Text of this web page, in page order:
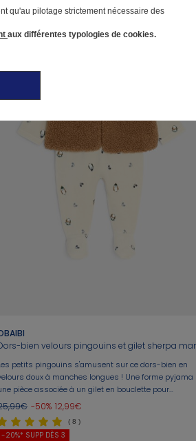
petits pingouins s'amusent sur ce dors-bien en
doux à manches longues ! Une forme pyjama
pièce associée à un gilet en bouclette pour
les petits de jour comme de nuit. Fermeture
par pressions dos et pont.
-50% 12,99€
( 8 )
-20%* SUPP DÈS 3
qu'au pilotage strictement nécessaire des
aux différentes typologies de cookies.